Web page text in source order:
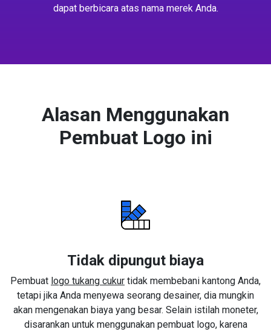
dapat berbicara atas nama merek Anda.
Alasan Menggunakan
Pembuat Logo ini
Tidak dipungut biaya
Pembuat logo tukang cukur tidak membebani kantong Anda,
tetapi jika Anda menyewa seorang desainer, dia mungkin
akan mengenakan biaya yang besar. Selain istilah moneter,
disarankan untuk menggunakan pembuat logo, karena